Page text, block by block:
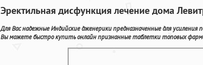
Эректильная дисфункция лечение дома
Для Вас надежные Индийские дженерики предназначенные для
Вы можете быстро купить онлайн признанные таблетки топовых